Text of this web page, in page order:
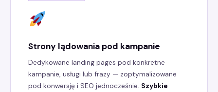
Strony lądowania pod kampanie
Dedykowane landing pages pod konkretne
kampanie, usługi lub frazy — zoptymalizowane
pod konwersję i SEO jednocześnie. Szybkie